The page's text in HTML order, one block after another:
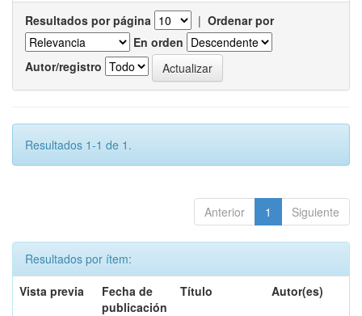
Resultados por página | Ordenar por
En orden
Autor/registro
Resultados 1-1 de 1.
Anterior 1 Siguiente
Resultados por ítem:
Vista previa
Fecha de
publicación
Título Autor(es)